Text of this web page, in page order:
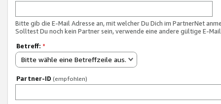
Bitte gib die E-Mail Adresse an, mit welcher Du Dich im PartnerNet
Solltest Du noch kein Partner sein, verwende eine andere gültige E-
Betreff: *
Bitte wähle eine Betreffzeile aus.
Partner-ID (empfohlen)